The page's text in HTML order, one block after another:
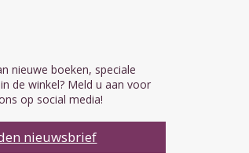
nieuwe boeken, speciale
de winkel? Meld u aan voor
op social media!
nieuwsbrief